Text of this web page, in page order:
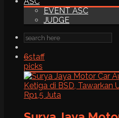
EVENT ASC
JUDGE
6staff
picks